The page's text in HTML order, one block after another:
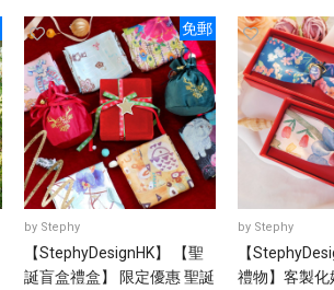
免郵
by Stephy
【StephyDesignHK】 【聖
誕盲盒禮盒】 限定優惠 聖誕
by Stephy
【
禮物】客製化